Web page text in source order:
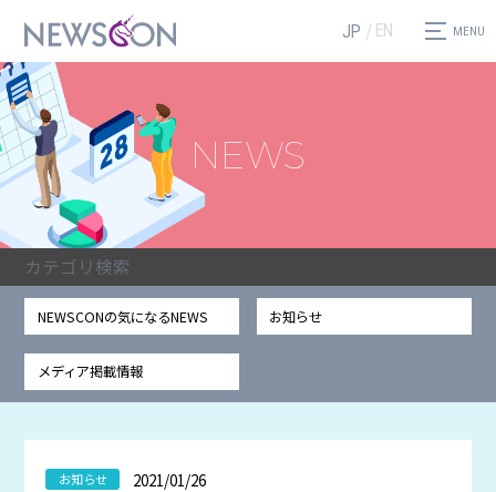
JP EN
NEWS
カテゴリ検索
NEWSCONの気になるNEWS お知らせ
メディア掲載情報
お知らせ 2021/01/26